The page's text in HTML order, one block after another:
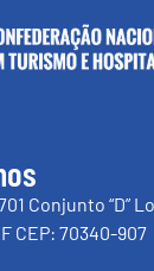
Conjunto “D”
CEP: 70340-907